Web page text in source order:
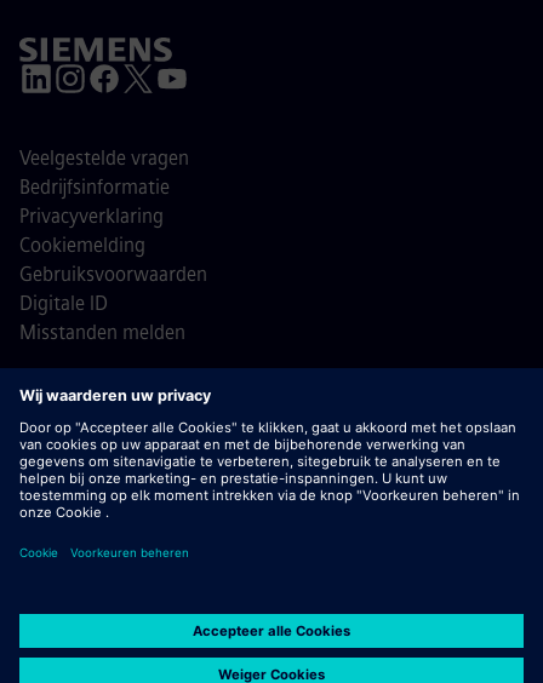
© Siemens 1996 - 2026
Veelgestelde vragen
Bedrijfsinformatie
Privacyverklaring
Cookiemelding
Gebruiksvoorwaarden
Digitale ID
Misstanden melden
Belangrijk:bij Siemens zullen wij je nooit vragen om
voor een baan. Ontvang je een e-mail die lijkt te komen van
zeker weet dat je wordt benaderd door een van onze
officiële recruiters voor een actieve sollicitatieprocedure.